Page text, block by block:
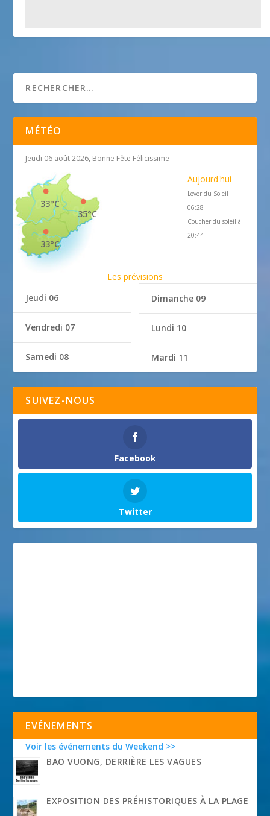
MÉTÉO
Jeudi 06 août 2026, Bonne Fête Félicissime
35°C
33°C
33°C
Aujourd'hui
Lever du Soleil
06:28
Coucher du soleil à
20:44
Les prévisions
Jeudi 06
Vendredi 07
Samedi 08
Dimanche 09
Lundi 10
Mardi 11
SUIVEZ-NOUS
Facebook
Twitter
EVÉNEMENTS
Voir les événements du Weekend >>
BAO VUONG, DERRIÈRE LES VAGUES
EXPOSITION DES PRÉHISTORIQUES À LA PLAGE